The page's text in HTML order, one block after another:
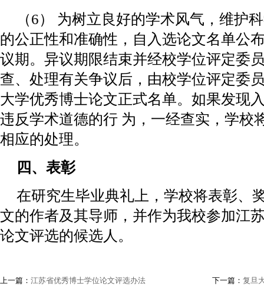
（6） 为树立良好的学术风气，维护
的公正性和准确性，自入选论文名单公
议期。异议期限结束并经校学位评定委
查、处理有关争议后，由校学位评定委
大学优秀博士论文正式名单。如果发现
违反学术道德的行 为，一经查实，学校
相应的处理。
四、表彰
在研究生毕业典礼上，学校将表彰、
文的作者及其导师，并作为我校参加江
论文评选的候选人。
上一篇： 江苏省优秀博士学位论文评选办法 下一篇： 复旦